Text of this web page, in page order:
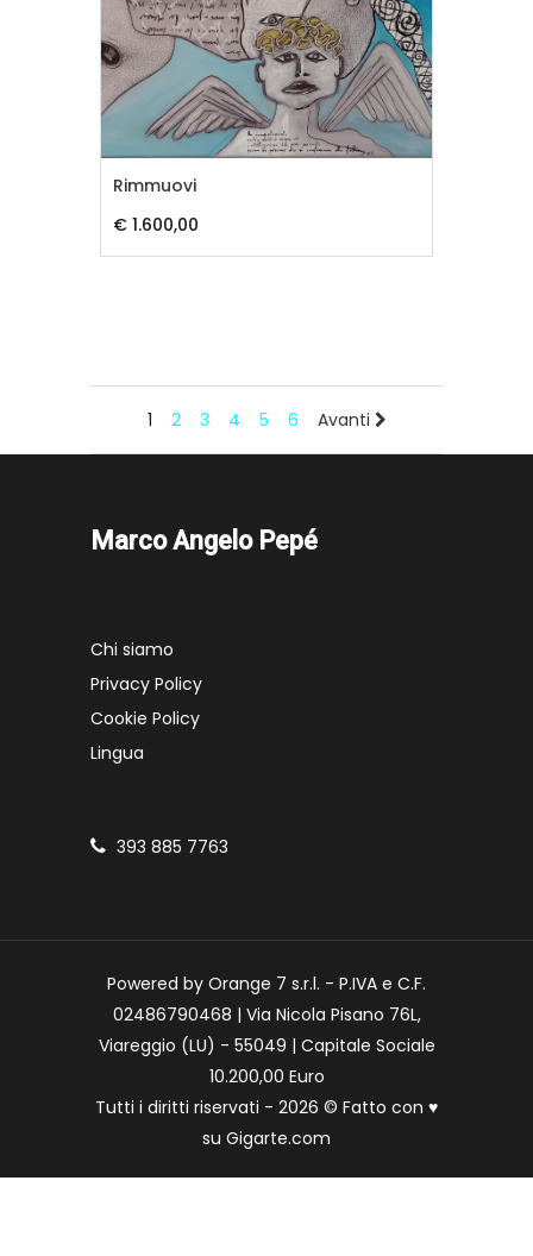
Rimmuovi
€ 1.600,00
1 2 3 4 5 6 Avanti
Marco Angelo Pepé
Chi siamo
Privacy Policy
Cookie Policy
Lingua
393 885 7763
Powered by Orange 7 s.r.l. - P.IVA e C.F.
02486790468 | Via Nicola Pisano 76L,
Viareggio (LU) - 55049 | Capitale Sociale
10.200,00 Euro
Tutti i diritti riservati - 2026 © Fatto con ♥
su Gigarte.com